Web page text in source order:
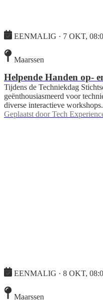
EENMALIG · 7 OKT,
Maarssen
Helpende Handen op-
Tijdens de Techniekdag
geënthousiasmeerd voor
diverse interactieve workshops.
Geplaatst door Tech
EENMALIG · 8 OKT,
Maarssen